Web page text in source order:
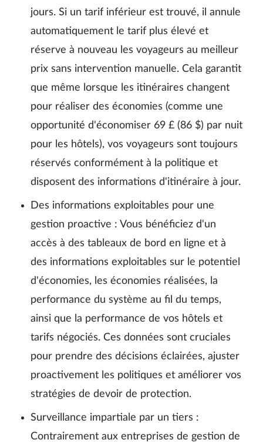
jours. Si un tarif inférieur est trouvé, il annule
automatiquement le tarif plus élevé et
réserve à nouveau les voyageurs au meilleur
prix sans intervention manuelle. Cela garantit
que même lorsque les itinéraires changent
pour réaliser des économies (comme une
opportunité d'économiser 69 £ (86 $) par nuit
pour les hôtels), vos voyageurs sont toujours
réservés conformément à la politique et
disposent des informations d'itinéraire à jour.
Des informations exploitables pour une
gestion proactive : Vous bénéficiez d'un
accès à des tableaux de bord en ligne et à
des informations exploitables sur le potentiel
d'économies, les économies réalisées, la
performance du système au fil du temps,
ainsi que la performance de vos hôtels et
tarifs négociés. Ces données sont cruciales
pour prendre des décisions éclairées, ajuster
proactivement les politiques et améliorer vos
stratégies de devoir de protection.
Surveillance impartiale par un tiers :
Contrairement aux entreprises de gestion de